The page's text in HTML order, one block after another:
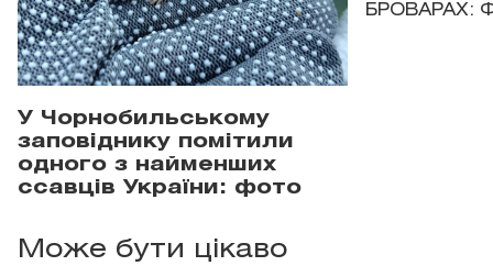
У Чорнобильському
заповіднику помітили
одного з найменших
ссавців України: фото
БРОВАРАХ:
Може бути цікаво